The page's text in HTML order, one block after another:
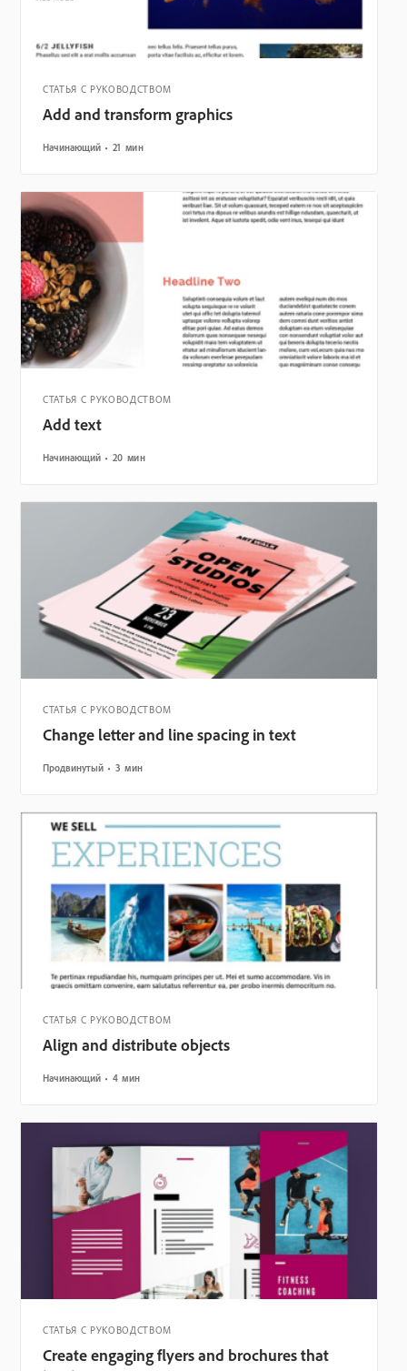
СТАТЬЯ С РУКОВОДСТВОМ
Add and transform graphics
Начинающий 21 мин
СТАТЬЯ С РУКОВОДСТВОМ
Add text
Начинающий 20 мин
СТАТЬЯ С РУКОВОДСТВОМ
Change letter and line spacing in text
Продвинутый 3 мин
СТАТЬЯ С РУКОВОДСТВОМ
Align and distribute objects
Начинающий 4 мин
СТАТЬЯ С РУКОВОДСТВОМ
Create engaging flyers and brochures that